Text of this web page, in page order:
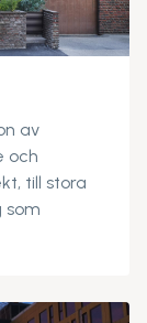
av
och
till stora
som